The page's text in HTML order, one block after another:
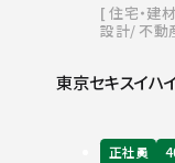
住宅・建
設計 不動
東京セキスイハ
正社員